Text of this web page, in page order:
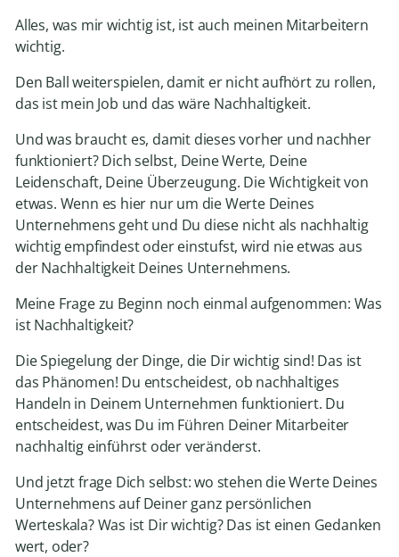
Alles, was mir wichtig ist, ist auch meinen Mitarbeitern
wichtig.
Den Ball weiterspielen, damit er nicht aufhört zu rollen,
das ist mein Job und das wäre Nachhaltigkeit.
Und was braucht es, damit dieses vorher und nachher
funktioniert? Dich selbst, Deine Werte, Deine
Leidenschaft, Deine Überzeugung. Die Wichtigkeit von
etwas. Wenn es hier nur um die Werte Deines
Unternehmens geht und Du diese nicht als nachhaltig
wichtig empfindest oder einstufst, wird nie etwas aus
der Nachhaltigkeit Deines Unternehmens.
Meine Frage zu Beginn noch einmal aufgenommen: Was
ist Nachhaltigkeit?
Die Spiegelung der Dinge, die Dir wichtig sind! Das ist
das Phänomen! Du entscheidest, ob nachhaltiges
Handeln in Deinem Unternehmen funktioniert. Du
entscheidest, was Du im Führen Deiner Mitarbeiter
nachhaltig einführst oder veränderst.
Und jetzt frage Dich selbst: wo stehen die Werte Deines
Unternehmens auf Deiner ganz persönlichen
Werteskala? Was ist Dir wichtig? Das ist einen Gedanken
wert, oder?